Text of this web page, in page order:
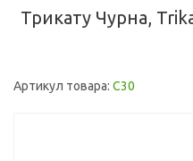
Трикату Чурна,
Артикул товара: C30